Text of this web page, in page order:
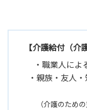
【介護給付（介
職業人によ
親族・友人
（介護のため